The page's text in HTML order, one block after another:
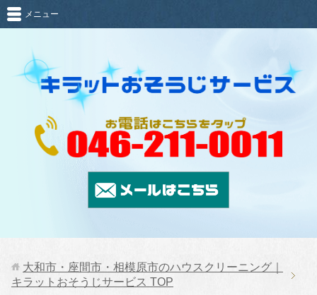
メニュー
大和市・座間市・相模原市のハウスクリーニング｜
キラットおそうじサービス TOP